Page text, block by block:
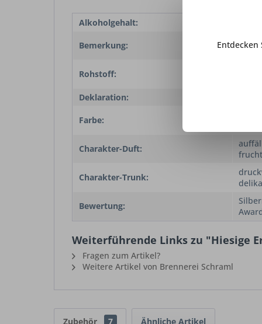
Alkoholgehalt:
Bemerkung:
Rohstoff:
Deklaration:
Farbe:
Charakter-Duft:
Charakter-Trunk:
Bewertung:
Weiterführende Links zu "Hiesige
Fragen zum Artikel?
Weitere Artikel von Brennerei Schraml
Zubehör 7 Ähnliche Artikel
Entdecken